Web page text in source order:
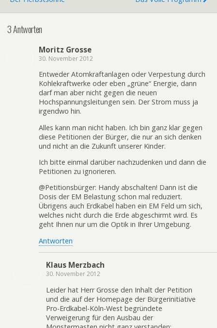
3 Antworten
Moritz Grosse
30. November 2012
Entweder Atomkraftanlagen oder Verpestung durch
Kohlekraftwerke oder eben „grüne“ Energie, dann
darf man aber nicht gegen die neuen
Hochspannungsleitungen sein. Der Strom muss ja
irgendwo hin.
Alles kann man nicht haben. Ich bin ganz klar gegen
diese Petitionen der Bürger, die nur an sich denken
und nicht an die Zukunft unserer Kinder.
Ich bitte einmal darüber nachzudenken und dann die
Petitionen zu ignorieren.
@Petitionsbürger: Handy abschalten! Dann ist die
Dosis der EM Belastung schon mal reduziert.
Übrigens auch Erdkabel haben ein EM Feld um sich,
welches nicht durch die Erde abgeschirmt wird. Es
geht Ihnen nur um die Optik in Ihrer Umgebung.
Antworten
Klaus Merzbach
30. November 2012
Leider hat Herr Grosse den Inhalt der Petition
und die auf der Homepage der Bürgerinitiative
Pro-Erdkabel-Köln-West begründete
Verweigerung für den Ausbau der